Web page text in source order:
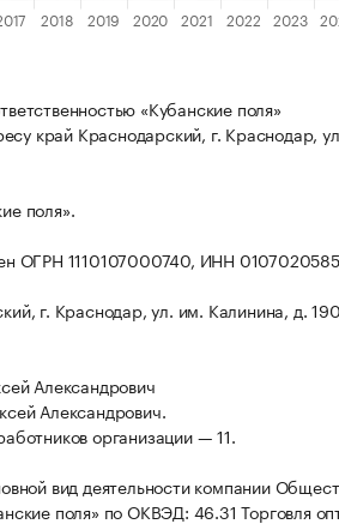
«Кубанские поля»
край Краснодарский, г. Краснодар,
поля».
ОГРН 1110107000740, ИНН
г. Краснодар, ул. им. Калинина, д.
Александрович
Александрович.
организации — 11.
вид деятельности компании
поля» по ОКВЭД: 46.31 Торговля